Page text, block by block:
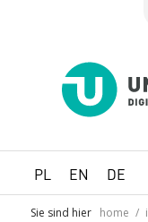
PL EN DE
Sie sind hier home /